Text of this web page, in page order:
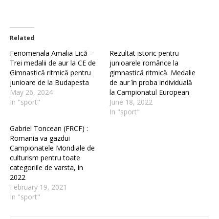
Related
Fenomenala Amalia Lică –
Trei medalii de aur la CE de
Gimnastică ritmică pentru
junioare de la Budapesta
May 26, 2024
In "sport"
Rezultat istoric pentru
junioarele românce la
gimnastică ritmică. Medalie
de aur în proba individuală
la Campionatul European
June 18, 2022
In "sport"
Gabriel Toncean (FRCF) :
Romania va gazdui
Campionatele Mondiale de
culturism pentru toate
categoriile de varsta, in
2022
February 19, 2021
In "sport"